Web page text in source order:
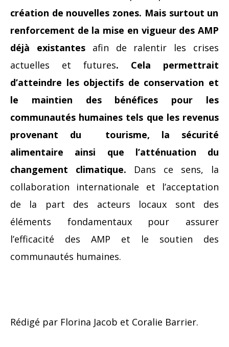
création de nouvelles zones. Mais surtout un
renforcement de la mise en vigueur des AMP
déjà existantes afin de ralentir les crises
actuelles et futures. Cela permettrait
d’atteindre les objectifs de conservation et
le maintien des bénéfices pour les
communautés humaines tels que les revenus
provenant du tourisme, la sécurité
alimentaire ainsi que l’atténuation du
changement climatique. Dans ce sens, la
collaboration internationale et l’acceptation
de la part des acteurs locaux sont des
éléments fondamentaux pour assurer
l’efficacité des AMP et le soutien des
communautés humaines.
Rédigé par Florina Jacob et Coralie Barrier.